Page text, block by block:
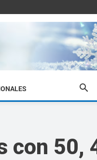
con 50,